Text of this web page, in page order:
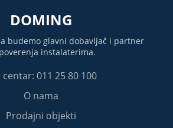
DOMING
budemo glavni dobavljač i partner
instalaterima.
centar: 011 25 80 100
O nama
Prodajni objekti